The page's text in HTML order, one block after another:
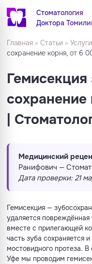
Стоматология
Доктора
Главная » Статьи » Услуги
сохранение корня, от 6
|
Медицинский
Ранифович —
Дата проверки: 21
Гемисекция —
удаляется повреждённая
вместе с прилегающей
часть зуба сохраняется
мостовидного протеза.
Уфе мы проводим